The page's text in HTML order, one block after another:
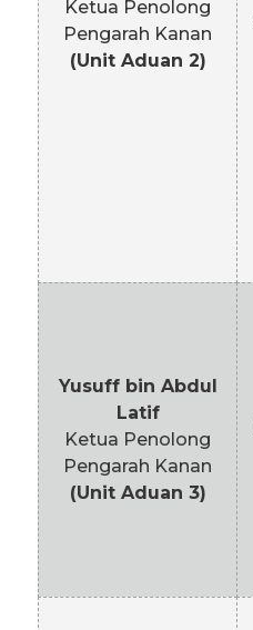
Ketua Penolong
Pengarah Kanan
(Unit Aduan 2)
Yusuff bin Abdul
Latif
Ketua Penolong
Pengarah Kanan
(Unit Aduan 3)